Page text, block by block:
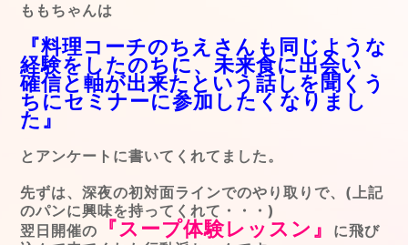
ももちゃんは
『料理コーチのちえさんも同じような
経験をしたのちに、未来食に出会い
確信と軸が出来たという話しを聞くう
ちにセミナーに参加したくなりまし
た』
とアンケートに書いてくれてました。
先ずは、深夜の初対面ラインでのやり取りで、(上記
のパンに興味を持ってくれて・・・)
翌日開催の
『スープ体験レッスン』
に飛び